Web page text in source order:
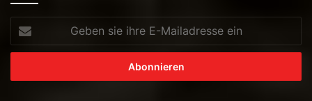
sie
ihre
Mailadresse